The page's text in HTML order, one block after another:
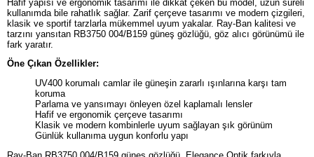
Hafif yapısı ve ergonomik tasarımı ile dikkat çeken bu model, uzun süreli
kullanımda bile rahatlık sağlar. Zarif çerçeve tasarımı ve modern çizgileri,
klasik ve sportif tarzlarla mükemmel uyum yakalar. Ray-Ban kalitesi ve
tarzını yansıtan RB3750 004/B159 güneş gözlüğü, göz alıcı görünümü ile
fark yaratır.
Öne Çıkan Özellikler:
UV400 korumalı camlar ile güneşin zararlı ışınlarına karşı tam
koruma
Parlama ve yansımayı önleyen özel kaplamalı lensler
Hafif ve ergonomik çerçeve tasarımı
Klasik ve modern kombinlerle uyum sağlayan şık görünüm
Günlük kullanıma uygun konforlu yapı